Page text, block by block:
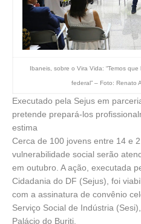
Ibaneis, sobre o Vira Vida: “Temos
federal” – Foto: Renato
Executado pela Sejus em
pretende prepará-los
estima
Cerca de 100 jovens entre 14 e
vulnerabilidade social serão
em outubro. A ação, executada
Cidadania do DF (Sejus), foi
com a assinatura de convênio
Serviço Social de Indústria
Palácio do Buriti.